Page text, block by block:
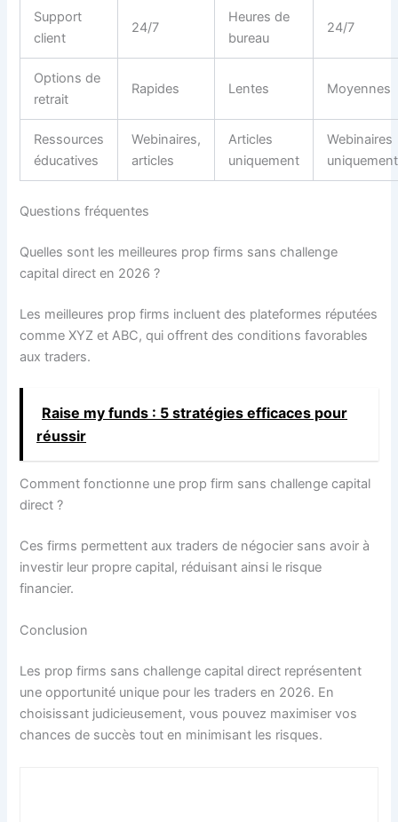
Support
client
24/7
Heures de
bureau
24/7
Options de
retrait
Rapides Lentes Moyennes
Ressources
éducatives
Webinaires,
articles
Articles
uniquement
Webinaires
uniquement
Questions fréquentes
Quelles sont les meilleures prop firms sans challenge
capital direct en 2026 ?
Les meilleures prop firms incluent des plateformes réputées
comme XYZ et ABC, qui offrent des conditions favorables
aux traders.
Raise my funds : 5 stratégies efficaces pour
réussir
Comment fonctionne une prop firm sans challenge capital
direct ?
Ces firms permettent aux traders de négocier sans avoir à
investir leur propre capital, réduisant ainsi le risque
financier.
Conclusion
Les prop firms sans challenge capital direct représentent
une opportunité unique pour les traders en 2026. En
choisissant judicieusement, vous pouvez maximiser vos
chances de succès tout en minimisant les risques.